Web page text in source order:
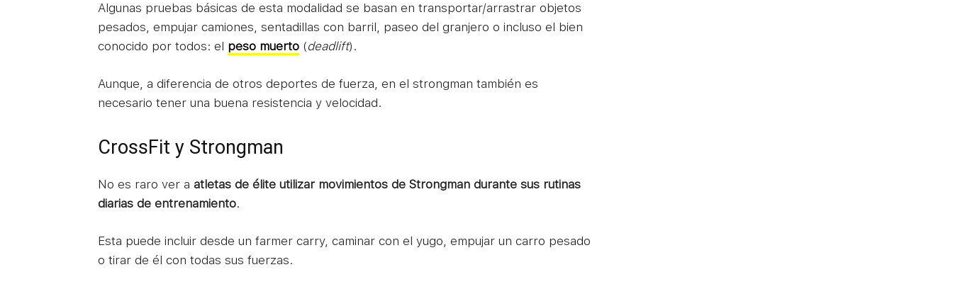
Algunas pruebas básicas de esta modalidad se basan en transportar/arrastrar objetos
pesados, empujar camiones, sentadillas con barril, paseo del granjero o incluso el bien
conocido por todos: el peso muerto (deadlift).
Aunque, a diferencia de otros deportes de fuerza, en el strongman también es
necesario tener una buena resistencia y velocidad.
CrossFit y Strongman
No es raro ver a atletas de élite utilizar movimientos de Strongman durante sus rutinas
diarias de entrenamiento.
Esta puede incluir desde un farmer carry, caminar con el yugo, empujar un carro pesado
o tirar de él con todas sus fuerzas.